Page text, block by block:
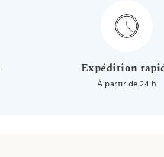
Expédition
À partir de 24 h